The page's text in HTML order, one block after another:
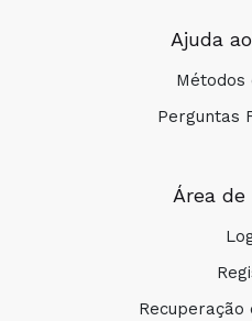
Ajuda
Métodos
Perguntas
Área